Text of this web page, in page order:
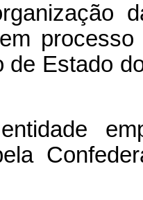
de Estado